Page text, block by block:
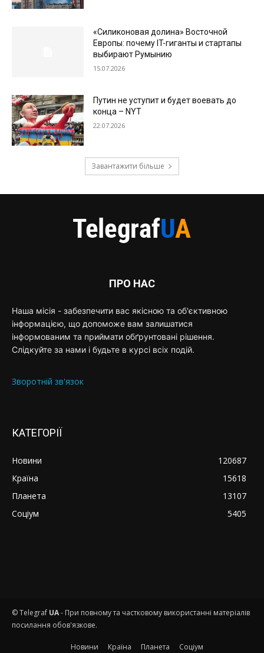
«Силиконовая долина» Восточной
Европы: почему IT-гиганты и стартапы
выбирают Румынию
15.07.2026
Путин не уступит и будет воевать до
конца – NYT
22.07.2026
Завантажити більше
ПРО НАС
Наша місія - забезпечити вас якісною та об'єктивною
інформацією, що допоможе вам залишатися
інформованим та приймати обґрунтовані рішення.
Слідкуйте за нами і будьте в курсі всіх подій.
Зворотній зв'язок
КАТЕГОРІЇ
Новини
120687
Країна
15618
Планета
13107
Соціум
5405
© Telegraf UA- При повному та частковому використанні матеріалів
посилання обов'язкове.
Новини Країна Планета Соціум